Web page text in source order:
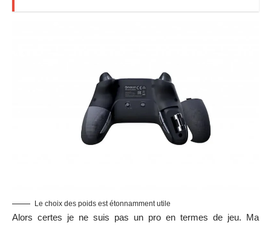
Le choix des poids est étonnamment utile
Alors certes je ne suis pas un pro en termes de jeu. Ma